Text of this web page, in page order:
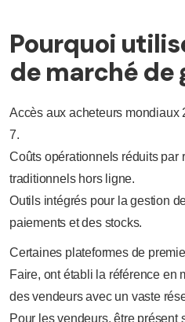
Pourquoi
de marché de
Accès aux acheteurs mondiaux
7.
Coûts opérationnels réduits par
traditionnels hors ligne.
Outils intégrés pour la gestion
paiements et des stocks.
Certaines plateformes de
Faire, ont établi la référence en
des vendeurs avec un vaste
Pour les vendeurs, être présent